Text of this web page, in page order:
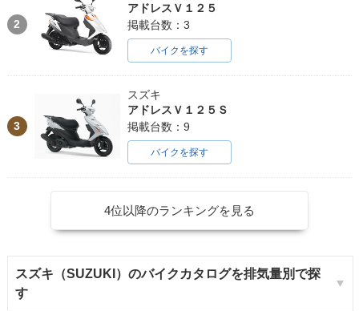
2
アドレスＶ１２５
掲載台数：3
バイクを探す
3
スズキ
アドレスＶ１２５Ｓ
掲載台数：9
バイクを探す
4位以降のランキングを見る
スズキ（SUZUKI）のバイクカタログを排気量別で探
す